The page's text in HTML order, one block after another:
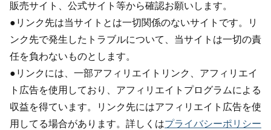
販売サイト、公式サイト等から確認お願いします。
●リンク先は当サイトとは一切関係のないサイトです。リ
ンク先で発生したトラブルについて、当サイトは一切の責
任を負わないものとします。
●リンクには、一部アフィリエイトリンク、アフィリエイ
ト広告を使用しており、アフィリエイトプログラムによる
収益を得ています。リンク先にはアフィリエイト広告を使
用してる場合があります。詳しくはプライバシーポリシー